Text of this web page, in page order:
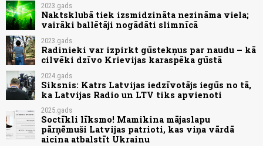
2023.gads
Naktsklubā tiek izsmidzināta nezināma viela;
vairāki ballētāji nogādāti slimnīcā
2023.gads
Radinieki var izpirkt gūstekņus par naudu – kā
cilvēki dzīvo Krievijas karaspēka gūstā
2024.gads
Siksnis: Katrs Latvijas iedzīvotājs iegūs no tā,
ka Latvijas Radio un LTV tiks apvienoti
2025.gads
Soctīkli līksmo! Mamikina mājaslapu
pārņēmuši Latvijas patrioti, kas viņa vārdā
aicina atbalstīt Ukrainu